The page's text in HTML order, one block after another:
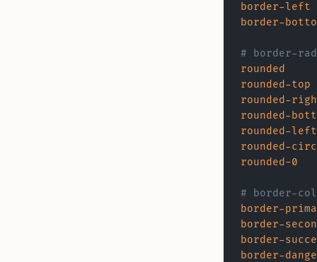
border-left
border-
# border-
rounded
rounded-top
rounded-
rounded-
rounded-left
rounded-
rounded-0
# border-
border-
border-
border-
border-